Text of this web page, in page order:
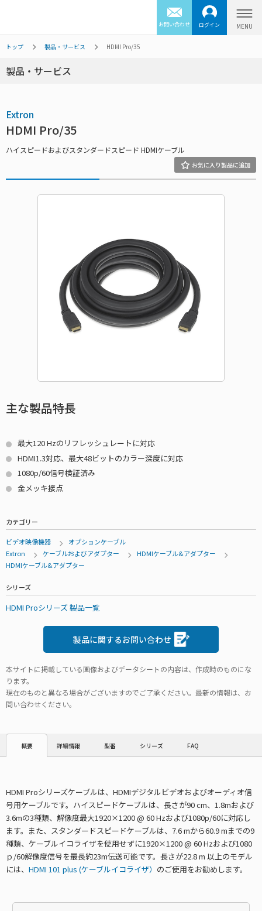
お問い合わせ ログイン
トップ 製品・サービス HDMI Pro/35
製品・サービス
Extron
HDMI Pro/35
ハイスピードおよびスタンダードスピード HDMIケーブル
主な製品特長
最大120 Hzのリフレッシュレートに対応
HDMI1.3対応、最大48ビットのカラー深度に対応
1080p/60信号検証済み
金メッキ接点
カテゴリー
ビデオ映像機器
オプションケーブル
Extron
ケーブルおよびアダプター
HDMIケーブル&アダプター
HDMIケーブル&アダプター
シリーズ
HDMI Proシリーズ 製品一覧
製品に関するお問い合わせ
本サイトに掲載している画像およびデータシートの内容は、作成時のものにな
ります。
現在のものと異なる場合がございますのでご了承ください。最新の情報は、お
問い合わせください。
概要 詳細情報 型番 シリーズ FAQ
HDMI Proシリーズケーブルは、HDMIデジタルビデオおよびオーディオ信
号用ケーブルです。ハイスピードケーブルは、長さが90 cm、1.8mおよび
3.6mの3種類、解像度最大1920×1200 @ 60 Hzおよび1080p/60に対応し
ます。また、スタンダードスピードケーブルは、7.6 mから60.9 mまでの9
種類、ケーブルイコライザを使用せずに1920×1200 @ 60 Hzおよび1080
ｐ/60解像度信号を最長約23m伝送可能です。長さが22.8 m 以上のモデル
には、 HDMI 101 plus (ケーブルイコライザ） のご使用をお勧めします。